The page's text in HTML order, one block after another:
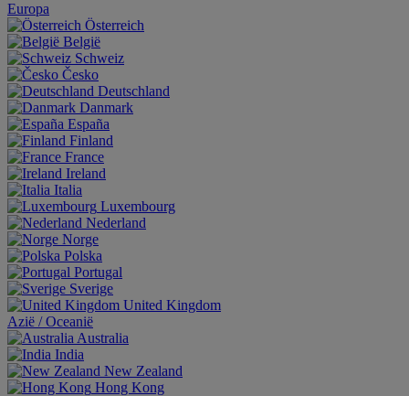
Europa
Österreich
België
Schweiz
Česko
Deutschland
Danmark
España
Finland
France
Ireland
Italia
Luxembourg
Nederland
Norge
Polska
Portugal
Sverige
United Kingdom
Aziё / Oceaniё
Australia
India
New Zealand
Hong Kong